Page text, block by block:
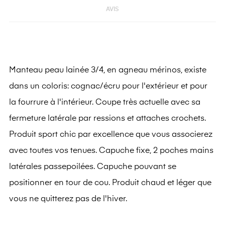
AVIS
Manteau peau lainée 3/4, en agneau mérinos, existe
dans un coloris: cognac/écru pour l'extérieur et pour
la fourrure à l'intérieur. Coupe très actuelle avec sa
fermeture latérale par ressions et attaches crochets.
Produit sport chic par excellence que vous associerez
avec toutes vos tenues. Capuche fixe, 2 poches mains
latérales passepoilées. Capuche pouvant se
positionner en tour de cou. Produit chaud et léger que
vous ne quitterez pas de l'hiver.